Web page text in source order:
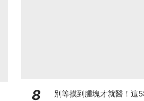
8
別等摸到腫塊才就醫！這